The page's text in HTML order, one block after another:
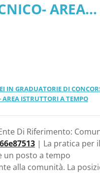
PIENO -
AREA
IN GRADUATORIE DI
ISTRUTTORI A TEMPO
Di Riferimento:
| La pratica per il
un posto a tempo
alla comunità. La